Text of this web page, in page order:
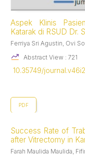
Aspek Klinis
Katarak di RSUD Dr.
Ferriya Sri Agustin, Ovi
Abstract View : 721
10.35749/
PDF
Success Rate of
after Vitrectomy in
Farah Maulida Maulida,